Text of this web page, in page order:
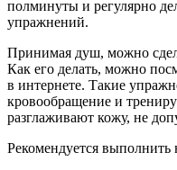
полминуты и регулярно
упражнений.
Принимая душ, можно
Как его делать, можно
в интернете. Такие
кровообращение и
разглаживают кожу, не
Рекомендуется выполнить